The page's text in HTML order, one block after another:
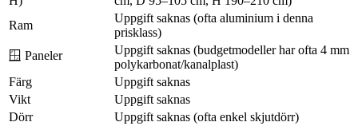
Ram
Uppgift saknas (ofta aluminium i denna
prisklass)
🪟 Paneler
Uppgift saknas (budgetmodeller har ofta 4 mm
polykarbonat/kanalplast)
Färg
Uppgift saknas
Vikt
Uppgift saknas
Dörr
Uppgift saknas (ofta enkel skjutdörr)